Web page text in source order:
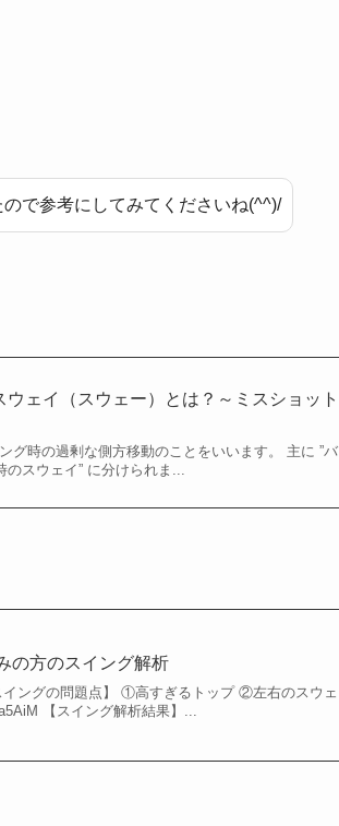
で参考にしてみてくださいね(^^)/
ェイ（スウェー）とは？～ミスショット
グ時の過剰な側方移動のことをいいます。 主に ”バ
のスウェイ” に分けられま...
の方のスイング解析
イングの問題点】 ①高すぎるトップ ②左右のスウェ
【スイング解析結果】...